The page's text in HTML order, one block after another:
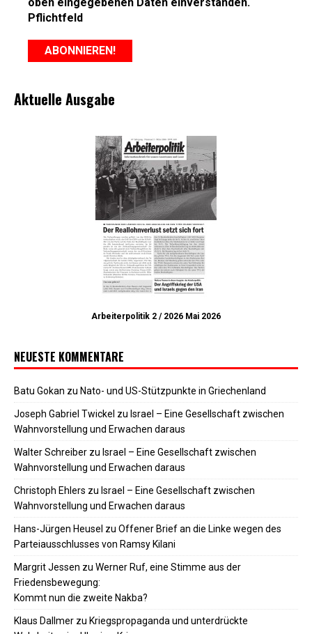
Pflichtfeld
Aktuelle Ausgabe
Arbeiterpolitik 2 / 2026 Mai 2026
NEUESTE KOMMENTARE
Batu Gokan zu Nato- und US-Stützpunkte in Griechenland
Joseph Gabriel Twickel zu Israel – Eine Gesellschaft zwischen
Wahnvorstellung und Erwachen daraus
Walter Schreiber zu Israel – Eine Gesellschaft zwischen
Wahnvorstellung und Erwachen daraus
Christoph Ehlers zu Israel – Eine Gesellschaft zwischen
Wahnvorstellung und Erwachen daraus
Hans-Jürgen Heusel zu Offener Brief an die Linke wegen des
Parteiausschlusses von Ramsy Kilani
Margrit Jessen zu Werner Ruf, eine Stimme aus der
Friedensbewegung:
Kommt nun die zweite Nakba?
Klaus Dallmer zu Kriegspropaganda und unterdrückte